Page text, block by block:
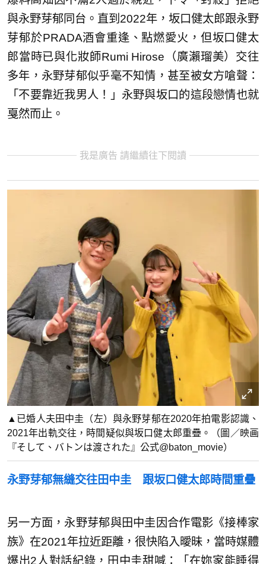
與永野芽郁同台。直到2022年，坂口健太郎跟永野
芽郁於PRADA酒會重逢、點燃愛火，但坂口健太
郎當時已與化妝師Rumi Hirose（廣瀨瑠美）交往
多年，永野芽郁似乎毫不知情，甚至被女方嗆聲：
「不要靠近我男人！」永野與坂口的這段戀情也就
戛然而止。
我是廣告 請繼續往下閱讀
▲已婚人夫田中圭（左）與永野芽郁在2020年拍電影認識、
2021年出軌交往，時間疑似與坂口健太郎重疊。（圖／映画
『そして、バトンは渡された』公式@baton_movie）
永野芽郁無縫交往田中圭 跟坂口健太郎時間重疊
另一方面，永野芽郁與田中圭因合作電影《接棒家
族》在2021年拉近距離，很快陷入曖昧，當時媒體
爆出2人對話紀錄，田中圭甜喊：「在妳家能睡得